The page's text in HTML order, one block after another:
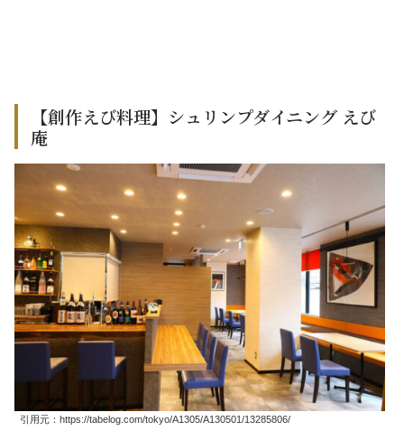
【創作えび料理】シュリンプダイニング えび
庵
引用元：https://tabelog.com/tokyo/A1305/A130501/13285806/